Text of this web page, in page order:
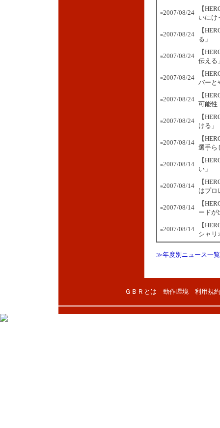
■2007/08/24
【
いにけ
■2007/08/24
【
る」
■2007/08/24
【
伝える
■2007/08/24
【
バーと
■2007/08/24
【
可能性
■2007/08/24
【
ける」
■2007/08/14
【
選手ら
■2007/08/14
【
い」
■2007/08/14
【
はプロ
■2007/08/14
【
ードが
■2007/08/14
【
シャリ
≫年度別ニュース一覧
ＧＢＲとは 動作環境 利用規約